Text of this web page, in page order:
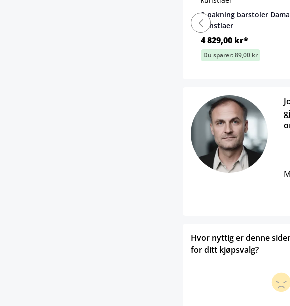
2-pakning barstoler
kunstlaer
4 829,00 kr*
Du sparer: 89,00 kr
Hvor nyttig er denne
for ditt kjøpsvalg?